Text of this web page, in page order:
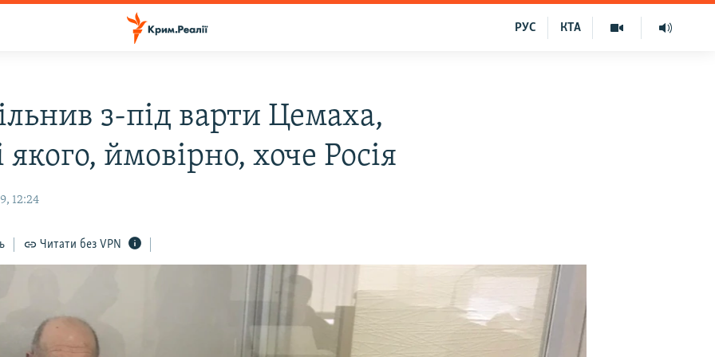
КТА
РУС
з-під варти Цемаха,
якого, ймовірно, хоче Росія
12:24
Читати без VPN